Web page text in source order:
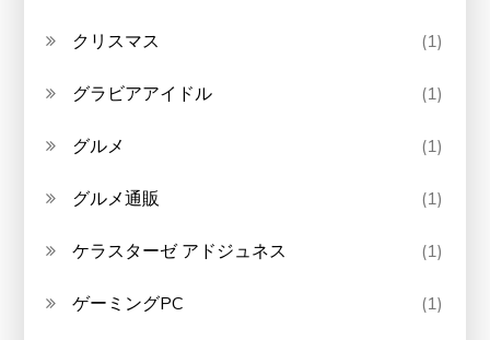
クリスマス (1)
グラビアアイドル (1)
グルメ (1)
グルメ通販 (1)
ケラスターゼ アドジュネス (1)
ゲーミングPC (1)